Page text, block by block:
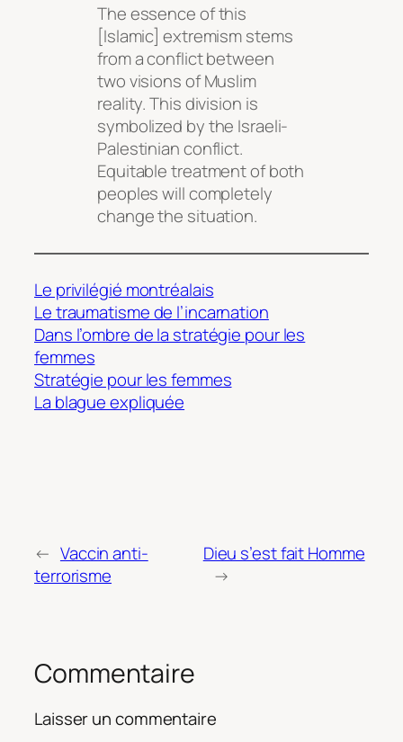
The essence of this
[Islamic] extremism stems
from a conflict between
two visions of Muslim
reality. This division is
symbolized by the Israeli-
Palestinian conflict.
Equitable treatment of both
peoples will completely
change the situation.
Le privilégié montréalais
Le traumatisme de l’incarnation
Dans l’ombre de la stratégie pour les
femmes
Stratégie pour les femmes
La blague expliquée
← Vaccin anti-
terrorisme
Dieu s’est fait Homme
→
Commentaire
Laisser un commentaire